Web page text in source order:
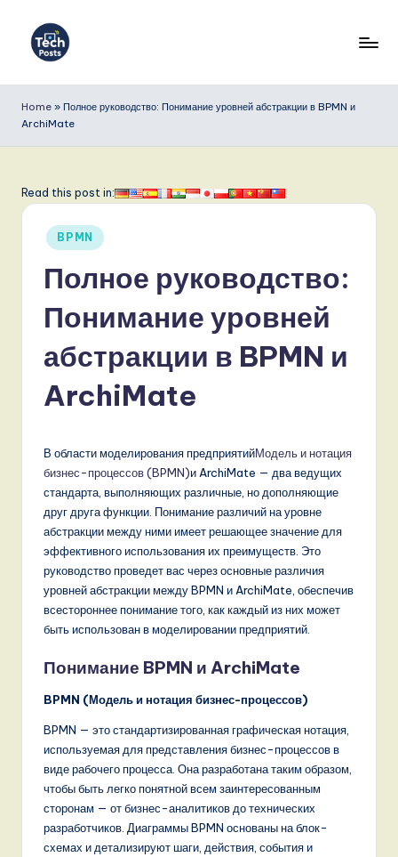
Перейти
e
c
P
L
T
d
Home » Полное руководство: Понимание уровней абстракции в BPMN и
ArchiMate
Read this post in:
Опубликовано
BPMN
Полное руководство:
Понимание уровней
абстракции в BPMN и
ArchiMate
В области моделирования предприятийМодель и нотация
бизнес-процессов (BPMN)и ArchiMate — два ведущих
стандарта, выполняющих различные, но дополняющие
друг друга функции. Понимание различий на уровне
абстракции между ними имеет решающее значение для
эффективного использования их преимуществ. Это
руководство проведет вас через основные различия
уровней абстракции между BPMN и ArchiMate, обеспечив
всестороннее понимание того, как каждый из них может
быть использован в моделировании предприятий.
Понимание BPMN и ArchiMate
BPMN (Модель и нотация бизнес-процессов)
BPMN — это стандартизированная графическая нотация,
используемая для представления бизнес-процессов в
виде рабочего процесса. Она разработана таким образом,
чтобы быть легко понятной всем заинтересованным
сторонам — от бизнес-аналитиков до технических
разработчиков. Диаграммы BPMN основаны на блок-
схемах и детализируют шаги, действия, события и